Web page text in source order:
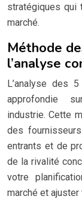
stratégiques qui
marché.
Méthode
l’analyse
L’analyse des
approfondie
industrie. Cette
des
entrants et de
de la rivalité
votre
marché et ajuster